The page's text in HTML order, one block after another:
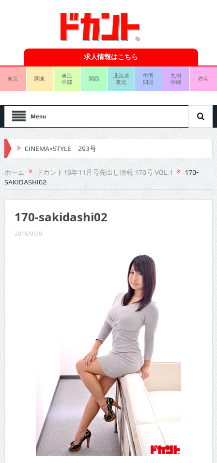
求人情報はこちら
東京 関東
東海
中部
関西
北海道
東北
中国
四国
九州
沖縄
在宅
Menu
CINEMA×STYLE 293号
CINEMA×STYLE 292号
CINEMA×STYLE 291号
CINEMA×STYLE 289号
ホーム ドカント16年11月号先出し情報 170号 VOL.1
170-
SAKIDASHI02
170-sakidashi02
2016/9/30